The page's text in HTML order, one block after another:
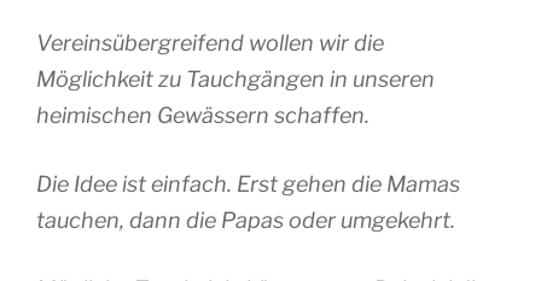
Vereinsübergreifend wollen wir die
Möglichkeit zu Tauchgängen in unseren
heimischen Gewässern schaffen.
Die Idee ist einfach. Erst gehen die Mamas
tauchen, dann die Papas oder umgekehrt.